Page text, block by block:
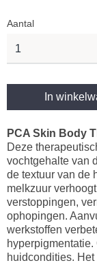
Aantal
In
PCA Skin Body
Deze
vochtgehalte van
de textuur van de
melkzuur
verstoppingen,
ophopingen.
werkstoffen
huidcondities.